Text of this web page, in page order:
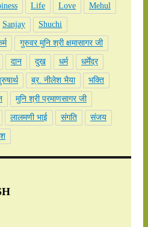
Life Love Mehul
Sanjay Shuchi
गुरुवर मुनि श्री क्षमासागर जी
दान दुख धर्म धर्मेंद्र
ब्र. नीलेश भैया भक्ति
मुनि श्री प्रमाणसागर जी
लालमणी भाई संगति संजय